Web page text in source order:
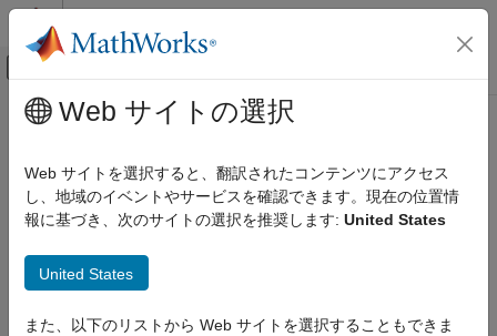
コンテンツへスキップ
オフキャンバス ナビゲーション メ
ドキュメンテーションのホーム
Powertrain Blockset
Virtual Vehicles
Operate Virtual Vehicle
See Also
メインコンテンツ
Operate Virtual Vehicle
Step 6 of 7 inGet Started with Virtual Vehicle Composer
5
7
Web サイトの選択
Web サイトを選択すると、翻訳されたコンテンツにアクセス
し、地域のイベントやサービスを確認できます。現在の位置情
報に基づき、次のサイトの選択を推奨します: United States
United States
また、以下のリストから Web サイトを選択することもできま